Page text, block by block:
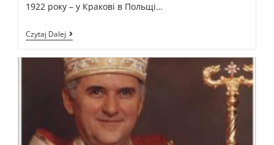
1922 року – у Кракові в Польщі…
Czytaj Dalej